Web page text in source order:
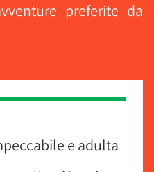
preferite da
e adulta